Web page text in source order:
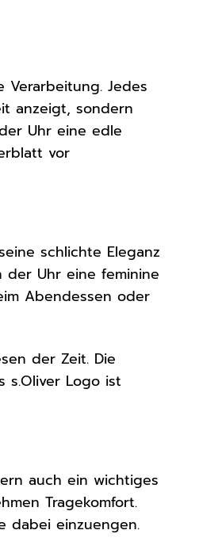
Jedes
anzeigt, sondern
Uhr eine edle
vor
schlichte Eleganz
der Uhr eine feminine
Abendessen oder
der Zeit. Die
s.Oliver Logo ist
auch ein wichtiges
Tragekomfort.
dabei einzuengen.